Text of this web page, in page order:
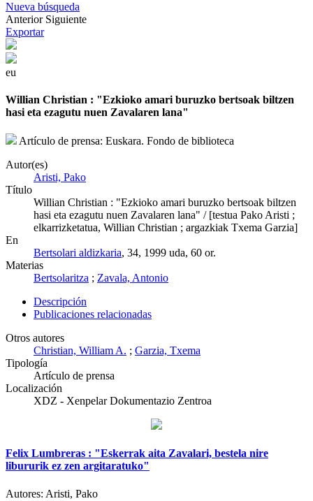
Nueva búsqueda
Anterior Siguiente
Exportar
eu
Willian Christian : "Ezkioko amari buruzko bertsoak biltzen
hasi eta ezagutu nuen Zavalaren lana"
Artículo de prensa: Euskara. Fondo de biblioteca
Autor(es)
Aristi, Pako
Título
Willian Christian : "Ezkioko amari buruzko bertsoak biltzen
hasi eta ezagutu nuen Zavalaren lana" / [testua Pako Aristi ;
elkarrizketatua, Willian Christian ; argazkiak Txema Garzia]
En
Bertsolari aldizkaria, 34, 1999 uda, 60 or.
Materias
Bertsolaritza ; Zavala, Antonio
Descripción
Publicaciones relacionadas
Otros autores
Christian, William A. ; Garzia, Txema
Tipología
Artículo de prensa
Localización
XDZ - Xenpelar Dokumentazio Zentroa
Felix Lumbreras : "Eskerrak aita Zavalari, bestela nire
libururik ez zen argitaratuko"
Autores: Aristi, Pako